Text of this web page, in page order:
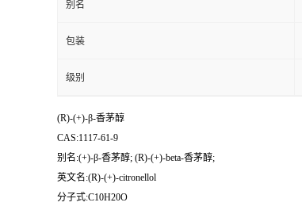
别名
包装
级别
(R)-(+)-β-香茅醇
CAS:1117-61-9
别名:(+)-β-香茅醇; (R)-(+)-beta-香茅醇;
英文名:(R)-(+)-citronellol
分子式:C10H20O